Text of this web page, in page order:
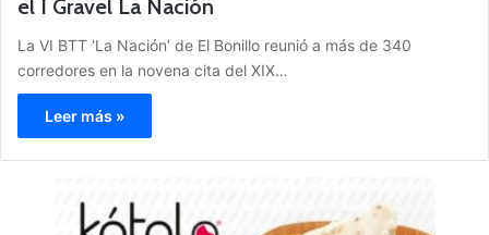
el I Gravel La Nación
La VI BTT ‘La Nación’ de El Bonillo reunió a más de 340
corredores en la novena cita del XIX…
Leer más »